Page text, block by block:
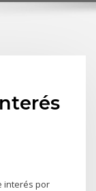
interés por